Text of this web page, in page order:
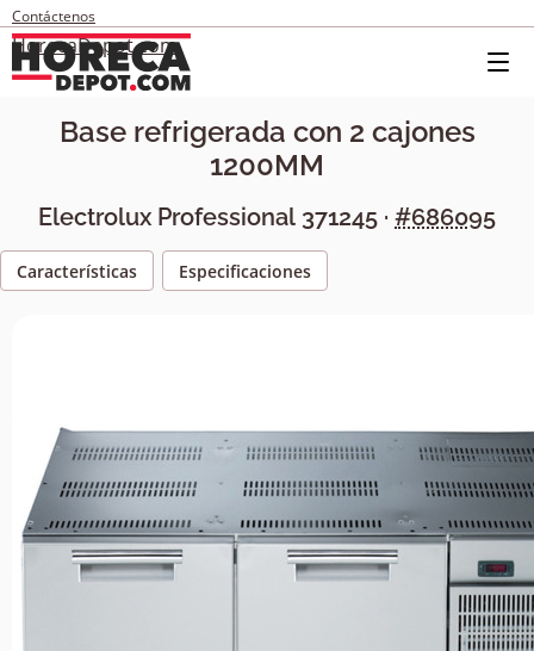
Contáctenos
HorecaDepot.com
Base refrigerada con 2 cajones
1200MM
Electrolux Professional 371245 · #686095
Características Especificaciones